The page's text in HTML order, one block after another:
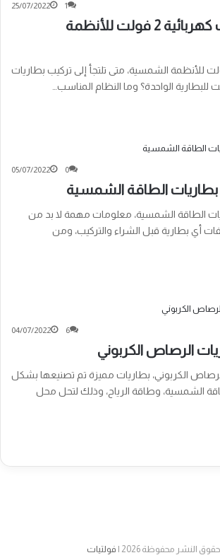
25/07/2022 1
توصيل بطاريات كهربائية 2 فولت للأنظمة
بطاريات 2 فولت للأنظمة الشمسية، متى تلتجأ إلى تركيب بطاريات
05/07/2022 0
الطاقة الشمسية
الطاقة الشمسية، معلومات مهمة لا بد من
أي بطارية قبل الشراء والتركيب، ومن
04/07/2022 6
الرصاص الكربوني
الكربوني، بطاريات مميزة تم تصنيعها بشكل
الشمسية، وطاقة الرياح، وذلك لتحل محل
النشر محفوظة 2026 | فولتيات